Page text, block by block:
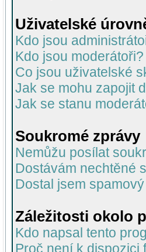
Uživatelské
Kdo jsou
Kdo jsou moderátoři?
Co jsou uživatelské
Jak se mohu zapojit
Jak se stanu
Soukromé zprávy
Nemůžu posílat
Dostávám nechtěné
Dostal jsem
Záležitosti okolo
Kdo napsal tento
Proč není k dispozici